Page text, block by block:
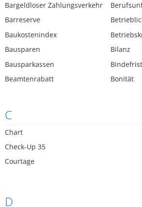
Bargeldloser Zahlungsverkehr
Barreserve
Baukostenindex
Bausparen
Bausparkassen
Beamtenrabatt
Bilanz
Bindefrist
Bonität
C
Chart
Check-Up 35
Courtage
D